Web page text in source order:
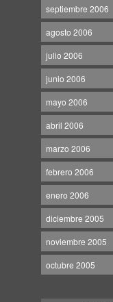
septiembre 2006
agosto 2006
julio 2006
junio 2006
mayo 2006
abril 2006
marzo 2006
febrero 2006
enero 2006
diciembre 2005
noviembre 2005
octubre 2005